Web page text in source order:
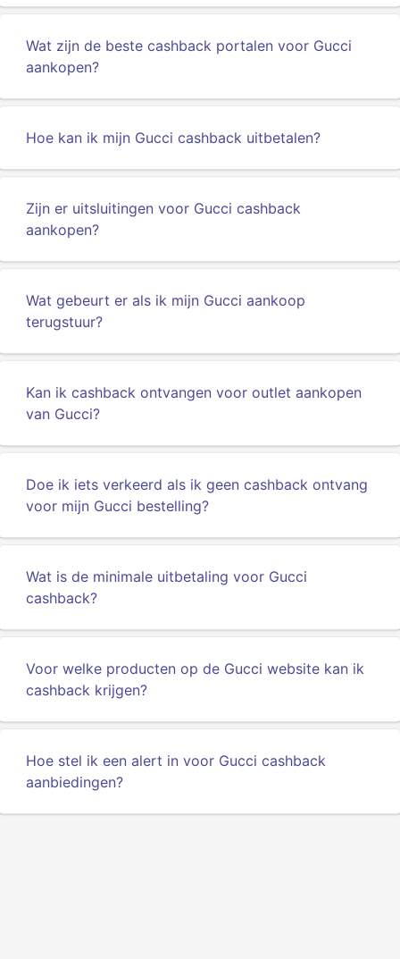
Wat zijn de beste cashback portalen voor Gucci
aankopen?
Hoe kan ik mijn Gucci cashback uitbetalen?
Zijn er uitsluitingen voor Gucci cashback
aankopen?
Wat gebeurt er als ik mijn Gucci aankoop
terugstuur?
Kan ik cashback ontvangen voor outlet aankopen
van Gucci?
Doe ik iets verkeerd als ik geen cashback ontvang
voor mijn Gucci bestelling?
Wat is de minimale uitbetaling voor Gucci
cashback?
Voor welke producten op de Gucci website kan ik
cashback krijgen?
Hoe stel ik een alert in voor Gucci cashback
aanbiedingen?